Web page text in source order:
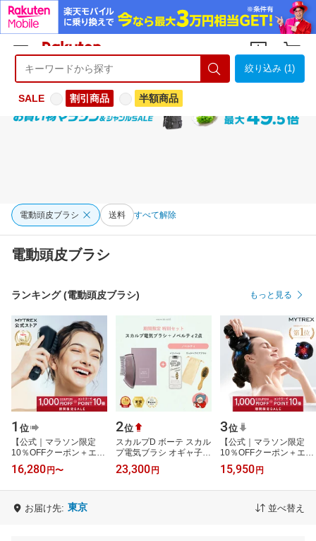
ようこそ 楽天市場へ ログイン
絞り込み (1)
SALE 割引商品 半額商品
電動頭皮ブラシ 送料 すべて解除
電動頭皮ブラシ
ランキング (電動頭皮ブラシ) もっと見る
1 位
【公式｜マラソン限定
10％OFFクーポン＋エン
トリーでポイント14
倍！】新感覚ヘッドスパ
16,280 円〜
2位
スカルプD ボーテ スカル
プ電気ブラシ オギャ子さ
ん セット ◆楽天デイリ
ーランキング1位◆ EMS
23,300 円
3位
【公式｜マラソン限定
10％OFFクーポン＋エン
トリーでポイント14
倍！】最高峰※ EMSヘ
15,950 円
お届け先: 東京 並べ替え